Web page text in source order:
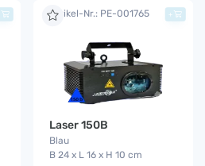
Artikel-Nr.: PE-001765
Laser 150B
Blau
B 24 x L 16 x H 10 cm
+